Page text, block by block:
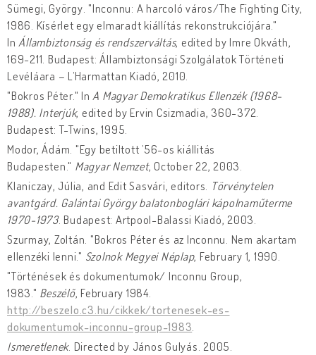
Sümegi, György. "Inconnu: A harcoló város/The Fighting City,
1986. Kísérlet egy elmaradt kiállítás rekonstrukciójára."
In Állambiztonság és rendszerváltás, edited by Imre Okváth,
169-211. Budapest: Állambiztonsági Szolgálatok Történeti
Levéláara – L’Harmattan Kiadó, 2010.
"Bokros Péter." In A Magyar Demokratikus Ellenzék (1968-
1988). Interjúk, edited by Ervin Csizmadia, 360-372.
Budapest: T-Twins, 1995.
Modor, Ádám. "Egy betiltott ’56-os kiállitás
Budapesten." Magyar Nemzet, October 22, 2003.
Klaniczay, Júlia, and Edit Sasvári, editors. Törvénytelen
avantgárd. Galántai György balatonboglári kápolnaműterme
1970-1973. Budapest: Artpool-Balassi Kiadó, 2003.
Szurmay, Zoltán. "Bokros Péter és az Inconnu. Nem akartam
ellenzéki lenni." Szolnok Megyei Néplap, February 1, 1990.
"Történések és dokumentumok/ Inconnu Group,
1983." Beszélő, February 1984.
http://beszelo.c3.hu/cikkek/tortenesek-es-
dokumentumok-inconnu-group-1983
Ismeretlenek. Directed by János Gulyás. 2005.